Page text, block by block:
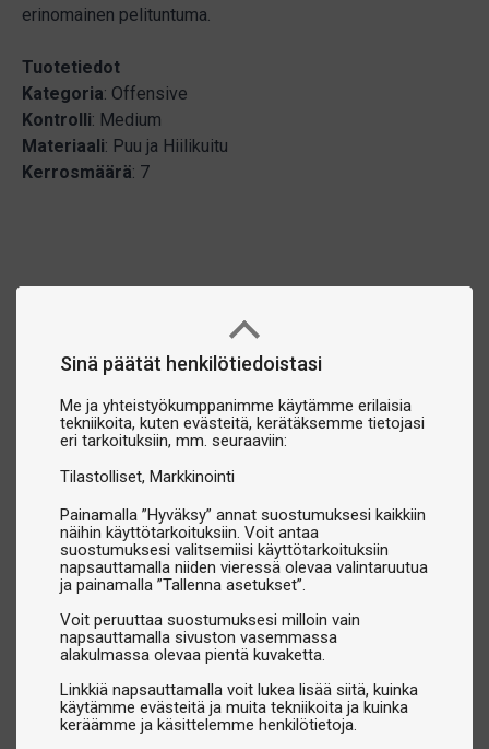
Sinä päätät henkilötiedoistasi
Me ja yhteistyökumppanimme käytämme erilaisia
tekniikoita, kuten evästeitä, kerätäksemme tietojasi
eri tarkoituksiin, mm. seuraaviin:
Tilastolliset Markkinointi
Painamalla ”Hyväksy” annat suostumuksesi kaikkiin
näihin käyttötarkoituksiin. Voit antaa
suostumuksesi valitsemiisi käyttötarkoituksiin
napsauttamalla niiden vieressä olevaa valintaruutua
ja painamalla ”Tallenna asetukset”.
Voit peruuttaa suostumuksesi milloin vain
napsauttamalla sivuston vasemmassa
alakulmassa olevaa pientä kuvaketta.
Linkkiä napsauttamalla voit lukea lisää siitä, kuinka
käytämme evästeitä ja muita tekniikoita ja kuinka
erinomainen pelituntuma.
Tuotetiedot
Kategoria: Offensive
Kontrolli: Medium
Materiaali: Puu ja Hiilikuitu
Kerrosmäärä: 7